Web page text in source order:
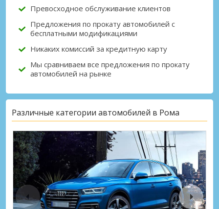
Превосходное обслуживание клиентов
Предложения по прокату автомобилей с
бесплатными модификациями
Никаких комиссий за кредитную карту
Мы сравниваем все предложения по прокату
автомобилей на рынке
Различные категории автомобилей в Рома